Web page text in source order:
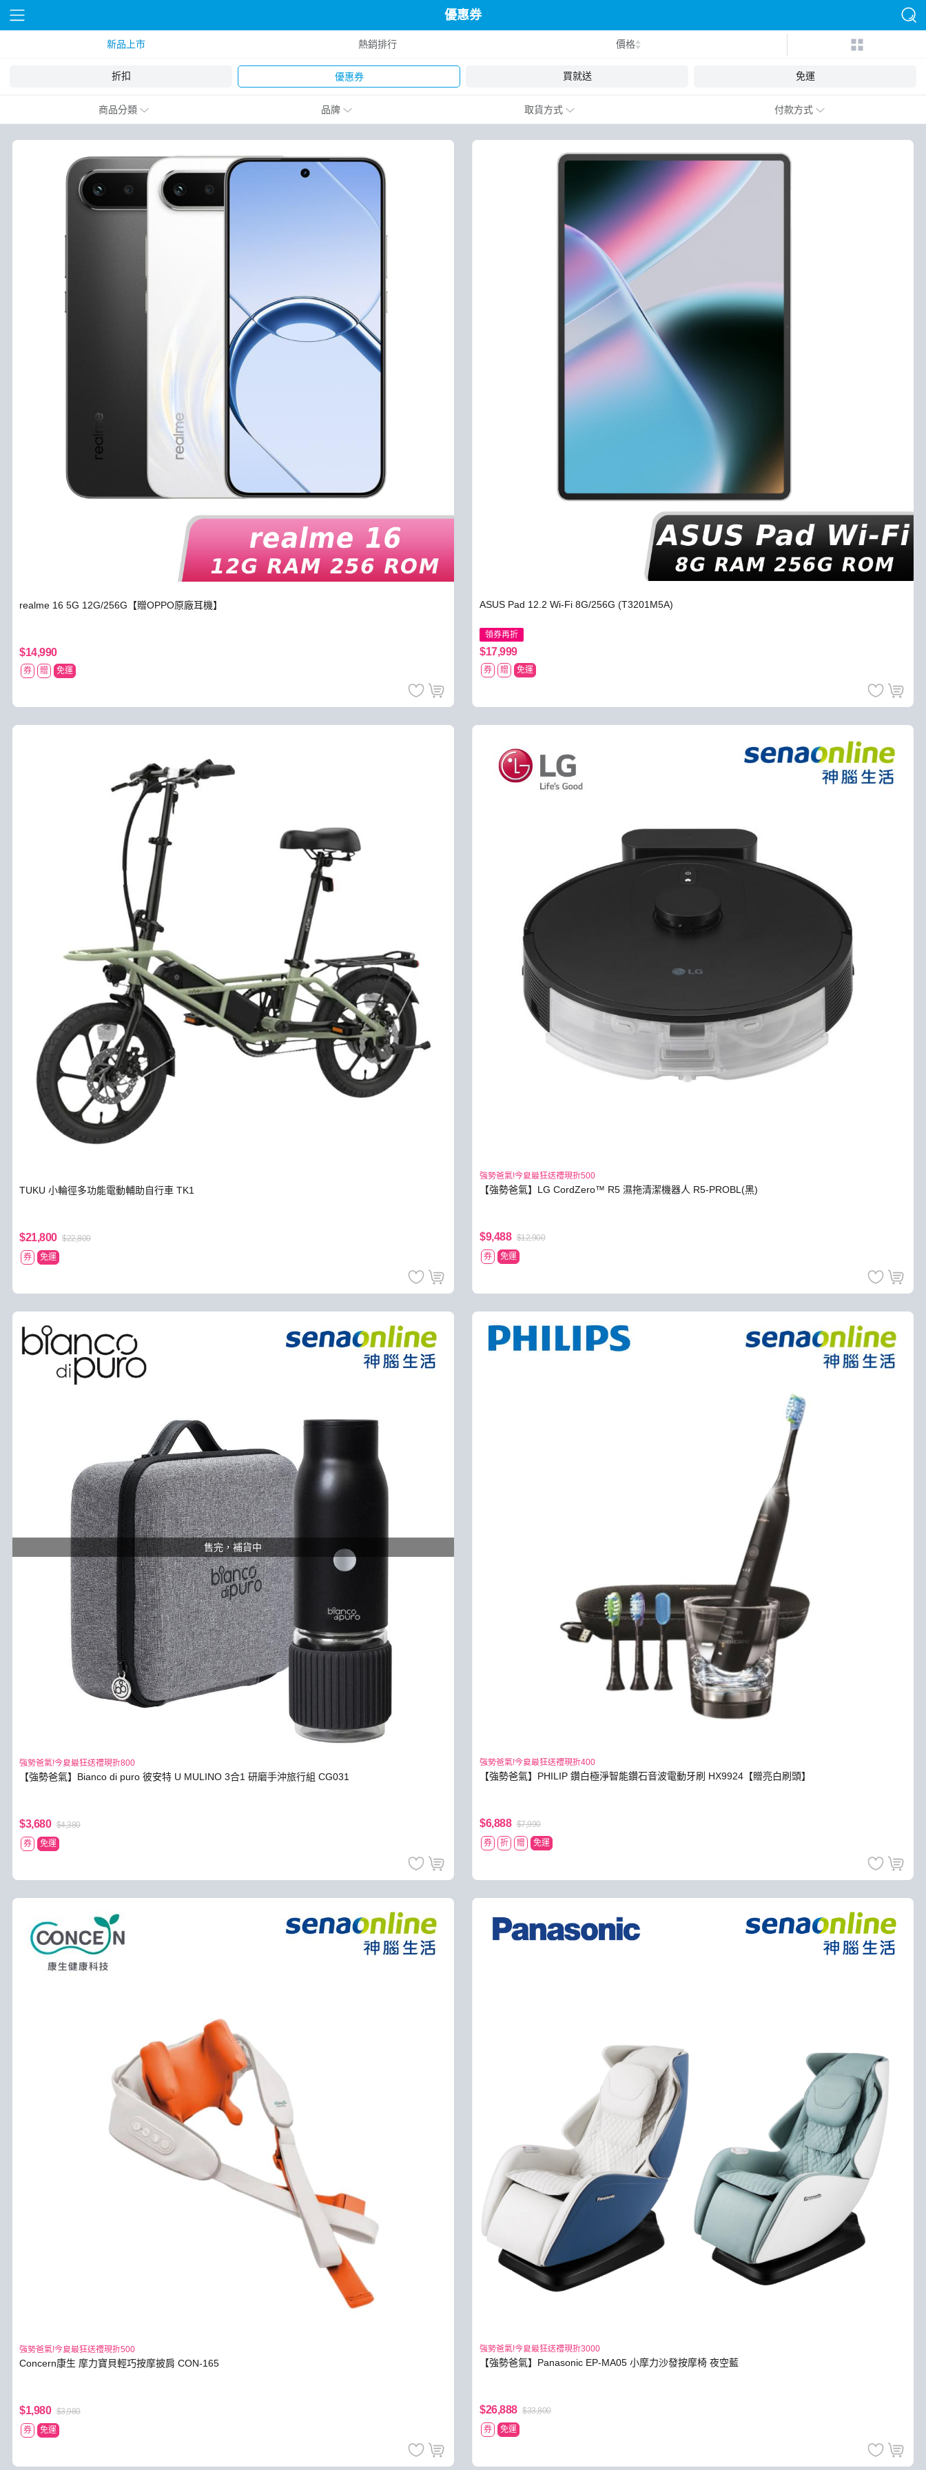
優惠券
新品上市 熱銷排行 價格
折扣 優惠券 買就送 免運
商品分類 品牌 取貨方式 付款方式
realme 16 5G 12G/256G【贈OPPO原廠耳機】
$14,990
券 贈 免運
ASUS Pad 12.2 Wi-Fi 8G/256G (T3201M5A)
領券再折
$17,999
券 贈 免運
TUKU 小輪徑多功能電動輔助自行車 TK1
$21,800 $22,800
券
免運
強勢爸氣!今夏最狂送禮現折500
【強勢爸氣】LG CordZero™ R5 濕拖清潔機器人 R5-PROBL(黑)
$9,488 $12,900
券
免運
售完，補貨中
強勢爸氣!今夏最狂送禮現折800
【強勢爸氣】Bianco di puro 彼安特 U MULINO 3合1 研磨手沖旅行組 CG031
$3,680 $4,380
券
免運
強勢爸氣!今夏最狂送禮現折400
【強勢爸氣】PHILIP 鑽白極淨智能鑽石音波電動牙刷 HX9924【贈亮白刷頭】
$6,888 $7,990
券
折 贈 免運
強勢爸氣!今夏最狂送禮現折500
Concern康生 摩力寶貝輕巧按摩披肩 CON-165
$1,980 $3,980
券
免運
強勢爸氣!今夏最狂送禮現折3000
【強勢爸氣】Panasonic EP-MA05 小摩力沙發按摩椅 夜空藍
$26,888 $33,800
券
免運